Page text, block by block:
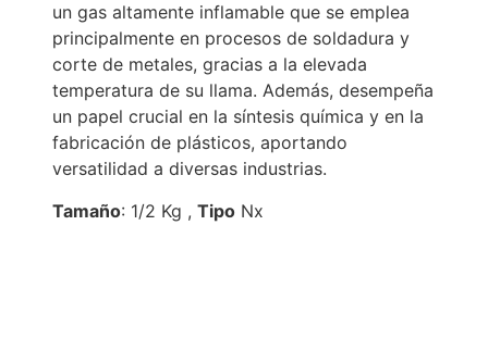
un gas altamente inflamable que se emplea
principalmente en procesos de soldadura y
corte de metales, gracias a la elevada
temperatura de su llama. Además, desempeña
un papel crucial en la síntesis química y en la
fabricación de plásticos, aportando
versatilidad a diversas industrias.
Tamaño: 1/2 Kg , Tipo Nx